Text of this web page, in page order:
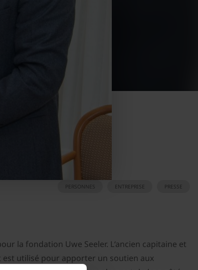
PRESSE
ENTREPRISE
PERSONNES
la fondation Uwe Seeler. L‘ancien capitaine et
est utilisé pour apporter un soutien aux